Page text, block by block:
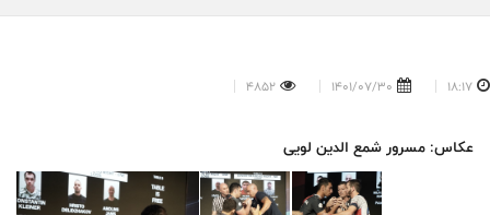
18:17
1401/07/30
4852
عکاس: مسرور شمع الدین لویی